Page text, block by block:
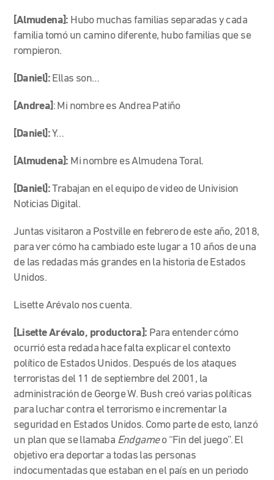
[Almudena]: Hubo muchas familias separadas y cada
familia tomó un camino diferente, hubo familias que se
rompieron.
[Daniel]: Ellas son…
[Andrea] : Mi nombre es Andrea Patiño
[Daniel]: Y…
[Almudena]: Mi nombre es Almudena Toral.
[Daniel]:Trabajan en el equipo de video de Univision
Noticias Digital.
Juntas visitaron a Postville en febrero de este año, 2018,
para ver cómo ha cambiado este lugar a 10 años de una
de las redadas más grandes en la historia de Estados
Unidos.
Lisette Arévalo nos cuenta.
[Lisette Arévalo, productora]: Para entender cómo
ocurrió esta redada hace falta explicar el contexto
político de Estados Unidos. Después de los ataques
terroristas del 11 de septiembre del 2001, la
administración de George W. Bush creó varias políticas
para luchar contra el terrorismo e incrementar la
seguridad en Estados Unidos. Como parte de esto, lanzó
un plan que se llamaba Endgameo “Fin del juego”. El
objetivo era deportar a todas las personas
indocumentadas que estaban en el país en un periodo